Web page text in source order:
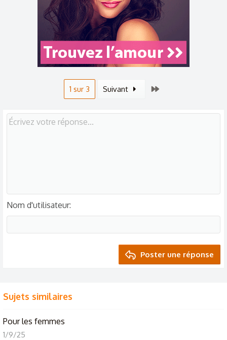
1 sur 3 Suivant
Nom d'utilisateur
Poster une réponse
Sujets similaires
Pour les femmes
1/9/25